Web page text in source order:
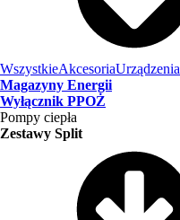
WszystkieAkcesoriaUrządzenia
Magazyny Energii
Wyłącznik PPOŻ
Pompy ciepła
Zestawy Split